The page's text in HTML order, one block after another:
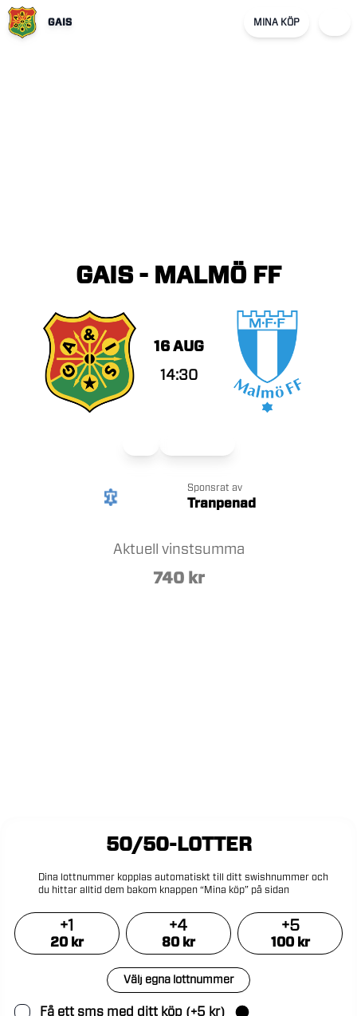
GAIS MINA KÖP
GAIS - MALMÖ FF
16 AUG
14:30
Sponsrat av
Tranpenad
Aktuell vinstsumma
740kr
50/50-LOTTER
Dina lottnummer kopplas automatiskt till ditt swishnummer och
du hittar alltid dem bakom knappen “Mina köp” på sidan
+1
20kr
+4
80kr
+5
100kr
Välj egna lottnummer
Få ett sms med ditt köp(+5 kr)